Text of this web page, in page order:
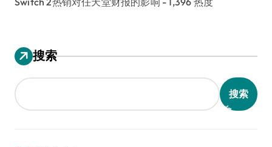
搜索
搜索